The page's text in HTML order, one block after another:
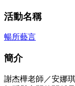
活動名稱
暢所藝言
簡介
謝杰樺老師／安娜